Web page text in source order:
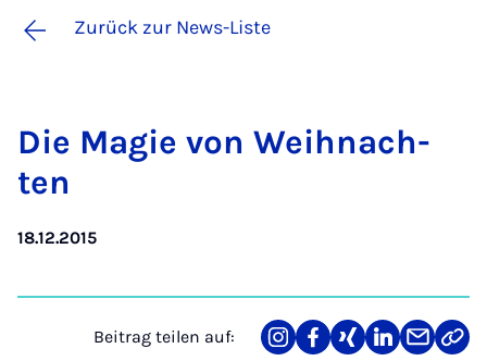
Zurück zur News-Liste
Die Ma­gie von Weih­nach­
ten
18.12.2015
Beitrag teilen auf:
TeilenTeilenTeilenTeilenTeilenLink